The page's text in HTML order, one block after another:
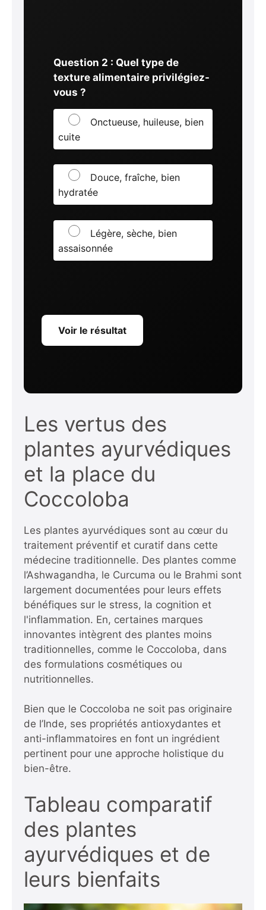
Question 2 : Quel type de
texture alimentaire privilégiez-
vous ?
Onctueuse, huileuse, bien
cuite
Douce, fraîche, bien
hydratée
Légère, sèche, bien
assaisonnée
Voir le résultat
Les vertus des
plantes ayurvédiques
et la place du
Coccoloba
Les plantes ayurvédiques sont au cœur du
traitement préventif et curatif dans cette
médecine traditionnelle. Des plantes comme
l’Ashwagandha, le Curcuma ou le Brahmi sont
largement documentées pour leurs effets
bénéfiques sur le stress, la cognition et
l'inflammation. En, certaines marques
innovantes intègrent des plantes moins
traditionnelles, comme le Coccoloba, dans
des formulations cosmétiques ou
nutritionnelles.
Bien que le Coccoloba ne soit pas originaire
de l’Inde, ses propriétés antioxydantes et
anti-inflammatoires en font un ingrédient
pertinent pour une approche holistique du
bien-être.
Tableau comparatif
des plantes
ayurvédiques et de
leurs bienfaits